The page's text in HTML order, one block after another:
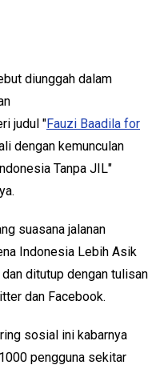
diunggah dalam
judul "Fauzi Baadila for
dengan kemunculan
Tanpa JIL"
suasana jalanan
Indonesia Lebih Asik
ditutup dengan tulisan
dan Facebook.
sosial ini kabarnya
pengguna sekitar